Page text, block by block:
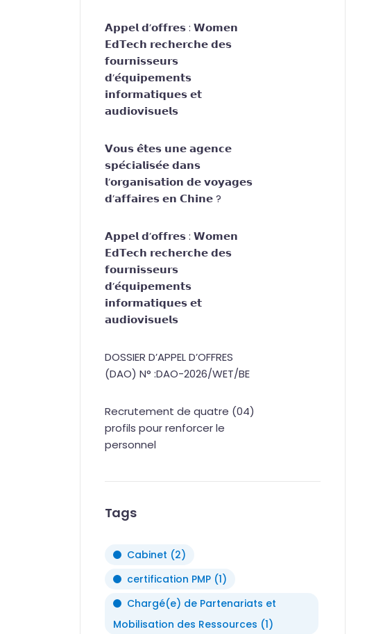
𝗔𝗽𝗽𝗲𝗹 𝗱’𝗼𝗳𝗳𝗿𝗲𝘀 : 𝗪𝗼𝗺𝗲𝗻
𝗘𝗱𝗧𝗲𝗰𝗵 𝗿𝗲𝗰𝗵𝗲𝗿𝗰𝗵𝗲 𝗱𝗲𝘀
𝗳𝗼𝘂𝗿𝗻𝗶𝘀𝘀𝗲𝘂𝗿𝘀
𝗱’𝗲́𝗾𝘂𝗶𝗽𝗲𝗺𝗲𝗻𝘁𝘀
𝗶𝗻𝗳𝗼𝗿𝗺𝗮𝘁𝗶𝗾𝘂𝗲𝘀 𝗲𝘁
𝗮𝘂𝗱𝗶𝗼𝘃𝗶𝘀𝘂𝗲𝗹𝘀
𝗩𝗼𝘂𝘀 𝗲̂𝘁𝗲𝘀 𝘂𝗻𝗲 𝗮𝗴𝗲𝗻𝗰𝗲
𝘀𝗽𝗲́𝗰𝗶𝗮𝗹𝗶𝘀𝗲́𝗲 𝗱𝗮𝗻𝘀
𝗹’𝗼𝗿𝗴𝗮𝗻𝗶𝘀𝗮𝘁𝗶𝗼𝗻 𝗱𝗲 𝘃𝗼𝘆𝗮𝗴𝗲𝘀
𝗱’𝗮𝗳𝗳𝗮𝗶𝗿𝗲𝘀 𝗲𝗻 𝗖𝗵𝗶𝗻𝗲 ?
𝗔𝗽𝗽𝗲𝗹 𝗱’𝗼𝗳𝗳𝗿𝗲𝘀 : 𝗪𝗼𝗺𝗲𝗻
𝗘𝗱𝗧𝗲𝗰𝗵 𝗿𝗲𝗰𝗵𝗲𝗿𝗰𝗵𝗲 𝗱𝗲𝘀
𝗳𝗼𝘂𝗿𝗻𝗶𝘀𝘀𝗲𝘂𝗿𝘀
𝗱’𝗲́𝗾𝘂𝗶𝗽𝗲𝗺𝗲𝗻𝘁𝘀
𝗶𝗻𝗳𝗼𝗿𝗺𝗮𝘁𝗶𝗾𝘂𝗲𝘀 𝗲𝘁
𝗮𝘂𝗱𝗶𝗼𝘃𝗶𝘀𝘂𝗲𝗹𝘀
DOSSIER D’APPEL D’OFFRES
(DAO) N° :DAO-2026/WET/BE
Recrutement de quatre (04)
profils pour renforcer le
personnel
Tags
Cabinet (2)
certification PMP(1)
Chargé(e) de Partenariats et
Mobilisation des Ressources (1)